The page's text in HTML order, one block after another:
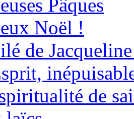
Pâques
Noël !
de
de